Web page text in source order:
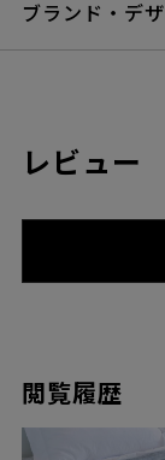
ブランド・デ
レビュー
閲覧履歴